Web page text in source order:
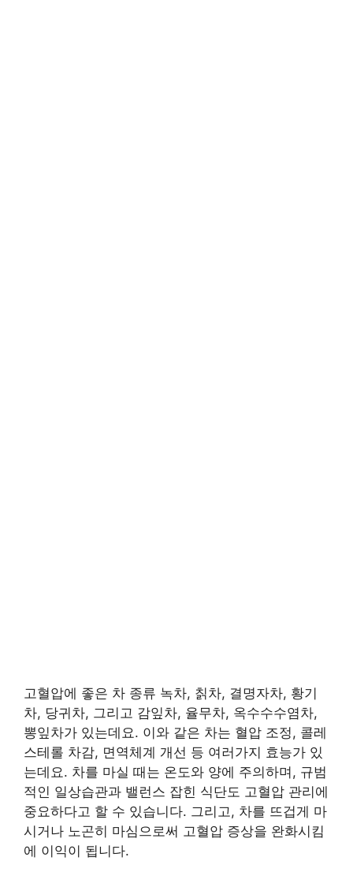
고혈압에 좋은 차 종류 녹차, 칡차, 결명자차, 황기
차, 당귀차, 그리고 감잎차, 율무차, 옥수수수염차,
뽕잎차가 있는데요. 이와 같은 차는 혈압 조정, 콜레
스테롤 차감, 면역체계 개선 등 여러가지 효능가 있
는데요. 차를 마실 때는 온도와 양에 주의하며, 규범
적인 일상습관과 밸런스 잡힌 식단도 고혈압 관리에
중요하다고 할 수 있습니다. 그리고, 차를 뜨겁게 마
시거나 노곤히 마심으로써 고혈압 증상을 완화시킴
에 이익이 됩니다.